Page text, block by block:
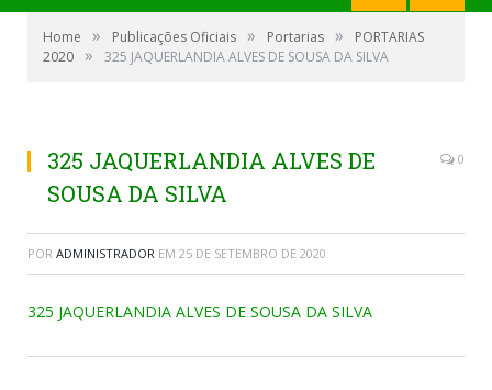
Home » Publicações Oficiais » Portarias »
PORTARIAS
2020 » 325 JAQUERLANDIA ALVES DE SOUSA DA SILVA
325 JAQUERLANDIA ALVES DE
SOUSA DA SILVA
0
POR ADMINISTRADOR EM 25 DE SETEMBRO DE 2020
325 JAQUERLANDIA ALVES DE SOUSA DA SILVA